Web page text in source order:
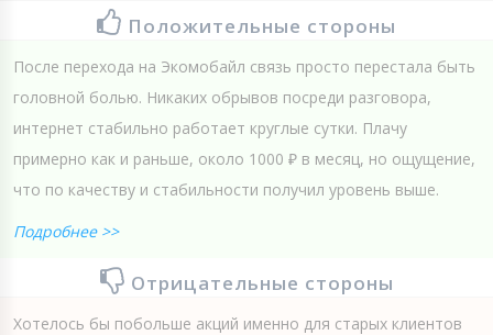
Положительные стороны
После перехода на Экомобайл связь просто перестала быть
головной болью. Никаких обрывов посреди разговора,
интернет стабильно работает круглые сутки. Плачу
примерно как и раньше, около 1000 ₽ в месяц, но ощущение,
что по качеству и стабильности получил уровень выше.
Подробнее >>
Отрицательные стороны
Хотелось бы побольше акций именно для старых клиентов